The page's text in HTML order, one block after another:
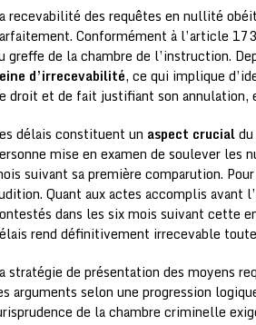
recevabilité des requêtes en nullité
Conformément à l’article
greffe de la chambre de l’instruction.
d’irrecevabilité, ce qui implique
droit et de fait justifiant son annulation,
délais constituent un aspect crucial
mise en examen de soulever les
suivant sa première comparution.
Quant aux actes accomplis avant
dans les six mois suivant cette
rend définitivement irrecevable
stratégie de présentation des moyens
arguments selon une progression
de la chambre criminelle